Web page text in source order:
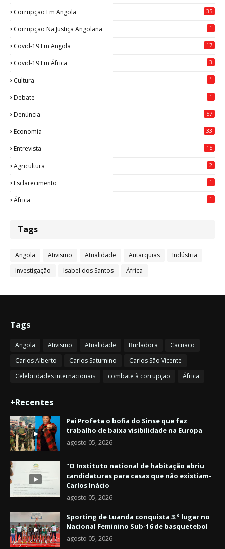
Corrupção Em Angola 35
Corrupção Na Justiça Angolana 1
Covid-19 Em Angola 17
Covid-19 Em África 3
Cultura 1
Debate 1
Denúncia 57
Economia 33
Entrevista 15
Agricultura 2
Esclarecimento 1
África 1
Tags
Angola Ativismo Atualidade Autarquias
Indústria
Investigação
Isabel dos Santos África
Tags
Angola Ativismo Atualidade Burladora
Cacuaco
Carlos Alberto
Carlos Saturnino
Carlos São Vicente
Celebridades internacionais
combate à corrupção África
+Recentes
Pai Profeta o bofia do Sinse que faz
trabalho de baixa visibilidade na Europa
agosto 05, 2026
"O Instituto national de habitação abriu
candidaturas para casas que não existiam-
Carlos Inácio
agosto 05, 2026
Sporting de Luanda conquista 3.º lugar no
Nacional Feminino Sub-16 de basquetebol
agosto 05, 2026